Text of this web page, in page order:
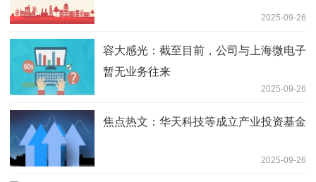
2025-09-26
容大感光：截至目前，公司与上海微电子
暂无业务往来
2025-09-26
焦点热文：华天科技等成立产业投资基金
2025-09-26